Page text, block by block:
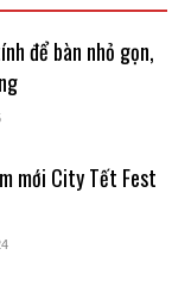
để bàn nhỏ gọn,
mới City Tết Fest